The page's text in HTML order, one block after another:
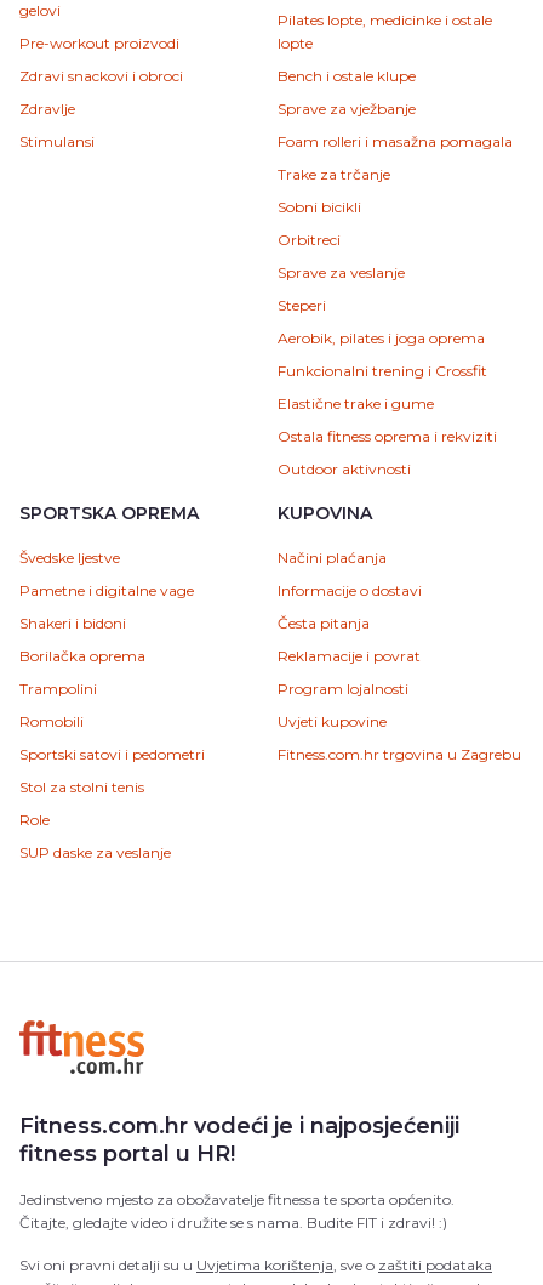
gelovi
Pre-workout proizvodi
Zdravi snackovi i obroci
Zdravlje
Stimulansi
Pilates lopte, medicinke i ostale
lopte
Bench i ostale klupe
Sprave za vježbanje
Foam rolleri i masažna pomagala
Trake za trčanje
Sobni bicikli
Orbitreci
Sprave za veslanje
Steperi
Aerobik, pilates i joga oprema
Funkcionalni trening i Crossfit
Elastične trake i gume
Ostala fitness oprema i rekviziti
Outdoor aktivnosti
SPORTSKA OPREMA
Švedske ljestve
Pametne i digitalne vage
Shakeri i bidoni
Borilačka oprema
Trampolini
Romobili
Sportski satovi i pedometri
Stol za stolni tenis
Role
SUP daske za veslanje
KUPOVINA
Načini plaćanja
Informacije o dostavi
Česta pitanja
Reklamacije i povrat
Program lojalnosti
Uvjeti kupovine
Fitness.com.hr trgovina u Zagrebu
Fitness.com.hr vodeći je i najposjećeniji
fitness portal u HR!
Jedinstveno mjesto za obožavatelje fitnessa te sporta općenito.
Čitajte, gledajte video i družite se s nama. Budite FIT i zdravi! :)
Svi oni pravni detalji su u Uvjetima korištenja, sve o zaštiti podataka